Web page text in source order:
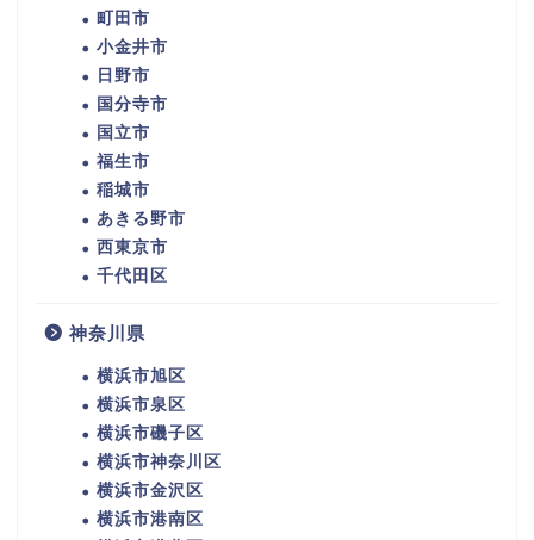
町田市
小金井市
日野市
国分寺市
国立市
福生市
稲城市
あきる野市
西東京市
千代田区
神奈川県
横浜市旭区
横浜市泉区
横浜市磯子区
横浜市神奈川区
横浜市金沢区
横浜市港南区